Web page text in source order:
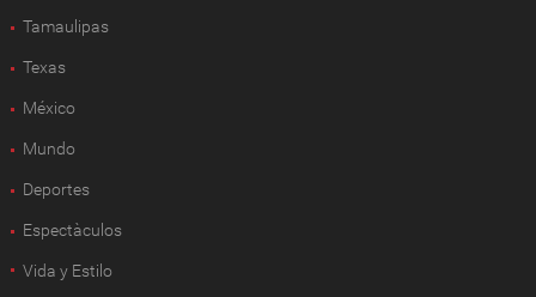
Tamaulipas
Texas
México
Mundo
Deportes
Espectàculos
Vida y Estilo